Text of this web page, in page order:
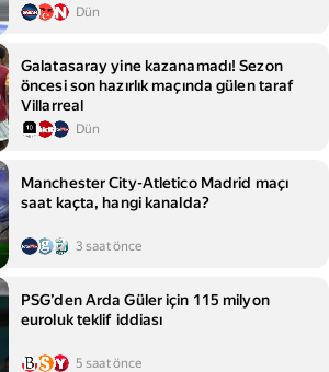
Dün
Galatasaray yine kazanamadı! Sezon
öncesi son hazırlık maçında gülen taraf
Villarreal
Dün
Manchester City-Atletico Madrid maçı
saat kaçta, hangi kanalda?
3 saat önce
PSG’den Arda Güler için 115 milyon
euroluk teklif iddiası
5 saat önce